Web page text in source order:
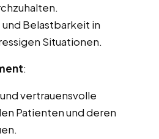
Belastbarkeit in
Situationen.
:
vertrauensvolle
Patienten und deren